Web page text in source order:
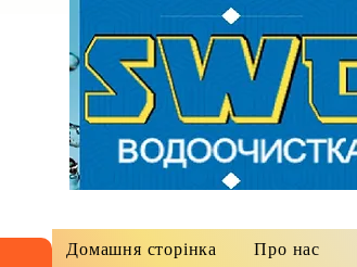
Домашня сторінка Про нас